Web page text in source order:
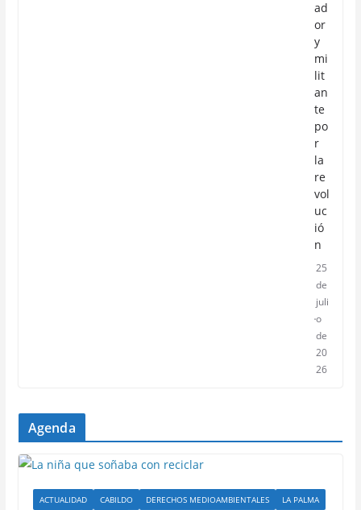
ad
or
y
mi
lit
an
te
po
r
la
re
vol
uc
ió
n
25
de
juli
o
de
20
26
Agenda
ACTUALIDAD CABILDO DERECHOS MEDIOAMBIENTALES
LA PALMA